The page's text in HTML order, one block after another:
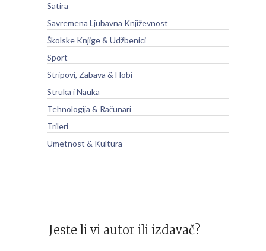
Satira
Savremena Ljubavna Književnost
Školske Knjige & Udžbenici
Sport
Stripovi, Zabava & Hobi
Struka i Nauka
Tehnologija & Računari
Trileri
Umetnost & Kultura
Jeste li vi autor ili izdavač?